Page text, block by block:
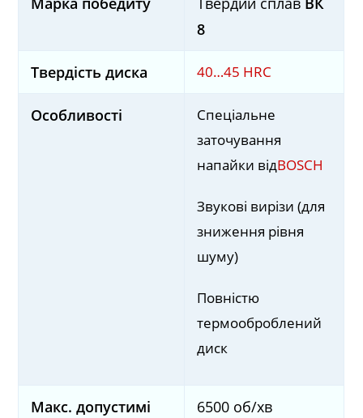
8
Твердість диска 40…45 HRС
Особливості
Спеціальне
заточування
напайки відBOSCH
Звукові вирізи (для
зниження рівня
шуму)
Повністю
термооброблений
диск
Макс. допустимі
6500 об/хв